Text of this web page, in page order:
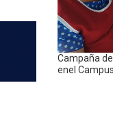
Campaña
enel